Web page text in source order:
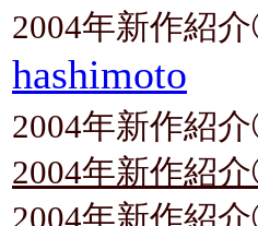
2004年新作紹
hashimoto
2004年新作紹
2004年新作紹
2004年新作紹